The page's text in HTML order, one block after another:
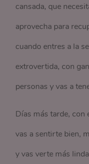
cansada, que
aprovecha para
cuando entres a la
extrovertida, con
personas y vas a
Días más tarde, con
vas a sentirte bien,
y vas verte más